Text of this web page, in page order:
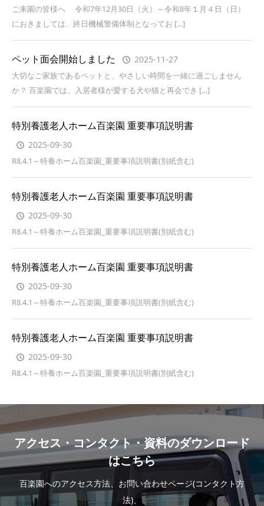
ご来園の皆様へ 令和7年12月30日（火）～令和8年１月４日（日）
におきましては、終日機械警備体制となってお […]
ペット面会開始しました 2025-11-27
大切なご家族であるペットと、やさしい時間を一緒に過ごしません
か？ 百楽園では、入居者様が愛する犬や猫と再会でき […]
特別養護老人ホーム百楽園 重要事項説明書
2025-09-30
R8.4.1～特養ホーム百楽園_重要事項説明書(別紙含む)
特別養護老人ホーム百楽園 重要事項説明書
2025-09-30
R8.4.1～特養ホーム百楽園_重要事項説明書(別紙含む)
特別養護老人ホーム百楽園 重要事項説明書
2025-09-30
R8.4.1～特養ホーム百楽園_重要事項説明書(別紙含む)
特別養護老人ホーム百楽園 重要事項説明書
2025-09-30
R8.4.1～特養ホーム百楽園_重要事項説明書(別紙含む)
アクセス・コンタクト・資料のダウンロード
はこちら
百楽園へのアクセス方法、お問い合わせページ(コンタクト方
法)、